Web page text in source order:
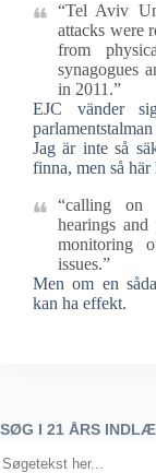
“Tel Aviv
attacks were
from
synagogues
in 2011.”
EJC vänder
parlamentstalman
Jag är inte så
finna, men så här
“calling on
hearings
monitoring
issues.”
Men om en
kan ha effekt.
SØG I 21 ÅRS